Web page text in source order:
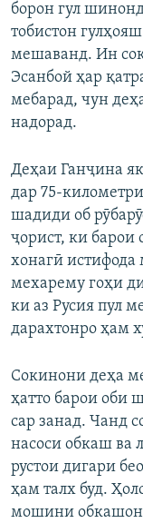
борон гул
тобистон
мешаванд. Ин
Эсанбой ҳар
мебарад, чун
надорад.
Деҳаи Ганҷина
дар 75-
шадиди об
ҷорист, ки
хонагӣ истифода
мехарему гоҳи
ки аз Русия пул
дарахтонро ҳам
Сокинони деҳа
ҳатто барои оби
сар занад. Чанд
насоси обкаш ва
рустои дигари
ҳам талх буд.
мошини